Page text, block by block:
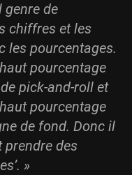
genre de
chiffres et les
les pourcentages.
pourcentage
pick-and-roll et
pourcentage
de fond. Donc il
prendre des
»